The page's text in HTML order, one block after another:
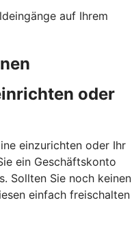
auf Ihrem
oder
einzurichten oder Ihr
ein Geschäftskonto
Sollten Sie noch keinen
einfach freischalten